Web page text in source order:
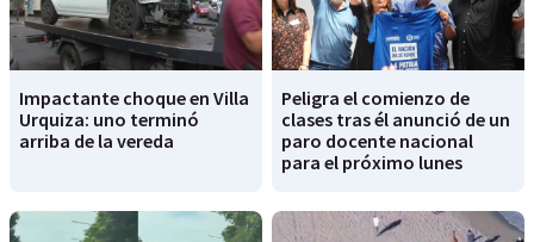
Impactante choque en Villa
Urquiza: uno terminó
arriba de la vereda
Peligra el comienzo de
clases tras él anunció de un
paro docente nacional
para el próximo lunes